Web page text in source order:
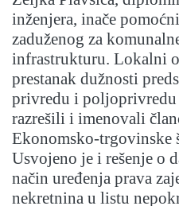
inženjera, inače
zaduženog za
infrastrukturu. Lokalni
prestanak dužnosti
privredu i
razrešili i imenovali
Ekonomsko-trgovinske
Usvojeno je i rešenje o
način uređenja prava
nekretnina u listu